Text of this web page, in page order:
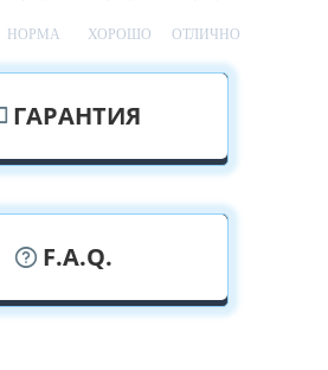
НОРМА ХОРОШО ОТЛИЧНО
ГАРАНТИЯ
F.A.Q.